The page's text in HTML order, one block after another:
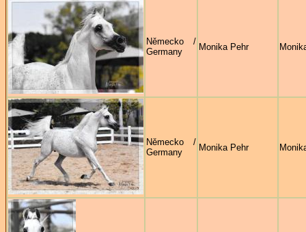
Německo /
Germany
Monika Pehr
Německo /
Germany
Monika Pehr